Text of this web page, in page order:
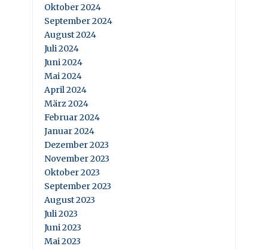
Oktober 2024
September 2024
August 2024
Juli 2024
Juni 2024
Mai 2024
April 2024
März 2024
Februar 2024
Januar 2024
Dezember 2023
November 2023
Oktober 2023
September 2023
August 2023
Juli 2023
Juni 2023
Mai 2023